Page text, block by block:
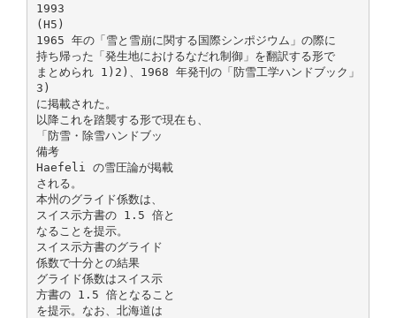
1993
(H5)
1965 年の「雪と雪崩に関する国際シンポジウム」の際に
持ち帰った「発生地におけるなだれ制御」を翻訳する形で
まとめられ 1)2)、1968 年発刊の「防雪工学ハンドブック」
3)
に掲載された。
以降これを踏襲する形で現在も、
「防雪・除雪ハンドブッ
備考
Haefeli の雪圧論が掲載
される。
本州のグライド係数は、
スイス示方書の 1.5 倍と
なることを提示。
スイス示方書のグライド
係数で十分との結果
グライド係数はスイス示
方書の 1.5 倍となること
を提示。なお、北海道は